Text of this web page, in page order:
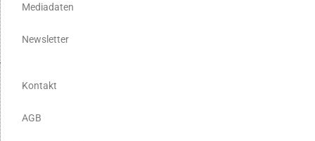
Mediadaten
Newsletter
Kontakt
AGB